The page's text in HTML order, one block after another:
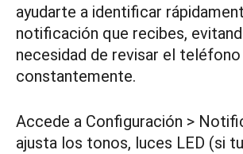
ayudarte a identificar
notificación que recibes,
necesidad de revisar el teléfono
constantemente.
Accede a Configuración >
ajusta los tonos, luces LED (si